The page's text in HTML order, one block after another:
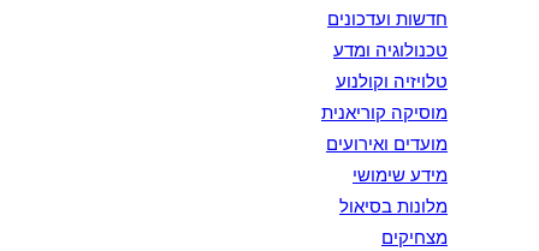
חדשות ועדכונים
טכנולוגיה ומדע
טלויזיה וקולנוע
מוסיקה קוריאנית
מועדים ואירועים
מידע שימושי
מלונות בסיאול
מצחיקים